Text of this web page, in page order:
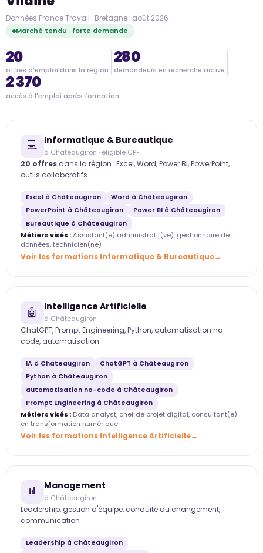
Données France Travail · Bretagne · août 2026
Marché tendu · forte demande
20
offres d'emploi dans la région
280
demandeurs en recherche active
2 370
accès à l'emploi après formation
💻 Informatique & Bureautique
à Châteaugiron · éligible CPF
20 offres dans la région · Excel, Word, Power BI, PowerPoint,
outils collaboratifs
Excel à Châteaugiron
Word à Châteaugiron
PowerPoint à Châteaugiron
Power BI à Châteaugiron
Bureautique à Châteaugiron
Métiers visés :Assistant(e) administratif(ve), gestionnaire de
données, technicien(ne)
Voir les formations Informatique & Bureautique
🤖 Intelligence Artificielle
à Châteaugiron
ChatGPT, Prompt Engineering, Python, automatisation no-
code, automatisation
IA à Châteaugiron
ChatGPT à Châteaugiron
Python à Châteaugiron
automatisation no-code à Châteaugiron
Prompt Engineering à Châteaugiron
Métiers visés : Data analyst, chef de projet digital, consultant(e)
en transformation numérique
Voir les formations Intelligence Artificielle
📊 Management
à Châteaugiron
Leadership, gestion d'équipe, conduite du changement,
communication
Leadership à Châteaugiron